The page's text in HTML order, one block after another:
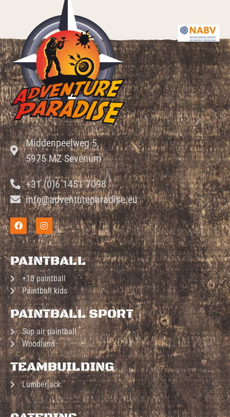
Middenpeelweg 5,
5975 MZ Sevenum
+31 (0)6 1451 7098
info@adventureparadise.eu
PAINTBALL
+18 paintball
Paintball kids
PAINTBALL SPORT
Sup air paintball
Woodland
TEAMBUILDING
Lumberjack